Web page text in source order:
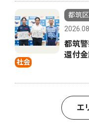
社会
都筑区
都筑
還付
エ